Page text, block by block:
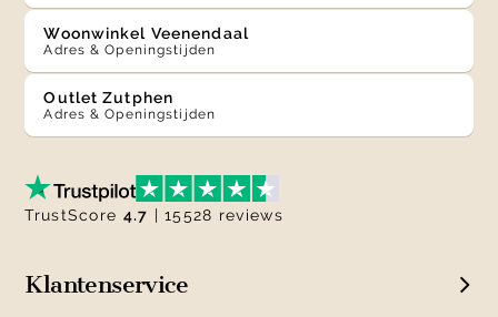
Woonwinkel Veenendaal
Adres & Openingstijden
Outlet Zutphen
Adres & Openingstijden
Klantenservice
TrustScore 4.7 | 15528 reviews